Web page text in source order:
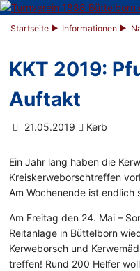
Startseite Informationen
KKT 2019:
Auftakt
21.05.2019 Kerb
Ein Jahr lang haben die
Kreiskerweborschtreffen
Am Wochenende ist endlich
Am Freitag den 24. Mai –
Reitanlage in Büttelborn
Kerweborsch und
treffen! Rund 200 Helfer